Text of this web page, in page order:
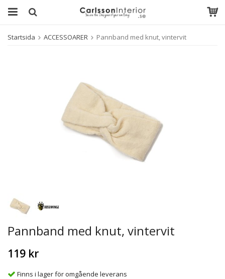
Startsida ACCESSOARER Pannband med knut, vintervit
Pannband med knut, vintervit
119 kr
Finns i lager för omgående leverans